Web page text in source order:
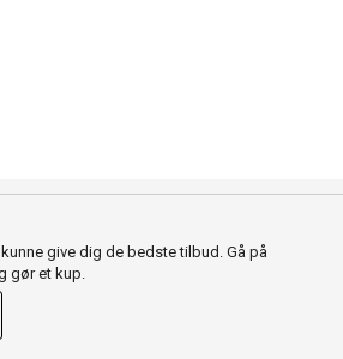
give dig de bedste tilbud. Gå på
gør et kup.